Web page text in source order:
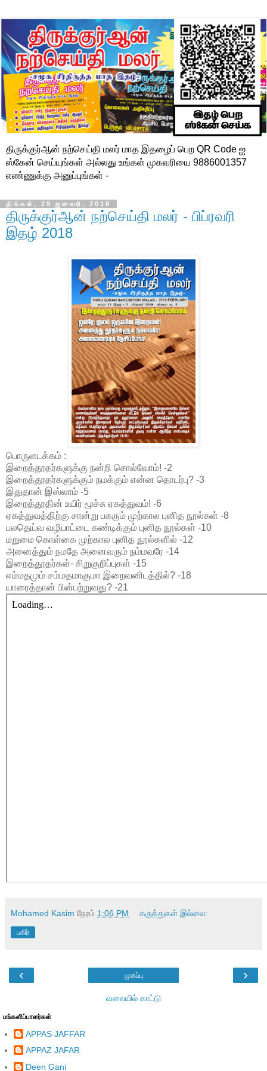
திருக்குர்ஆன் நற்செய்தி மலர் மாத இதழைப் பெற QR Code ஐ
ஸ்கேன் செய்யுங்கள் அல்லது உங்கள் முகவரியை 9886001357
எண்ணுக்கு அனுப்புங்கள் -
திங்கள், 29 ஜனவரி, 2018
திருக்குர்ஆன் நற்செய்தி மலர் - பிப்ரவரி
இதழ் 2018
பொருளடக்கம் :
இறைத்தூதர்களுக்கு நன்றி சொல்வோம்! -2
இறைத்தூதர்களுக்கும் நமக்கும் என்ன தொடர்பு? -3
இதுதான் இஸ்லாம் -5
இறைத்தூதின் உயிர் மூச்சு ஏகத்துவம்! -6
ஏகத்துவத்திற்கு சான்று பகரும் முற்கால புனித நூல்கள் -8
பலதெய்வ வழிபாட்டை கண்டிக்கும் புனித நூல்கள் -10
மறுமை கொள்கை முற்கால புனித நூல்களில் -12
அனைத்தும் நமதே அனைவரும் நம்மவரே -14
இறைத்தூதர்கள்- சிறுகுறிப்புகள் -15
எம்மதமும் சம்மதமாகுமா இறைவனிடத்தில்? -18
யாரைத்தான் பின்பற்றுவது? -21
Mohamed Kasim நேரம் 1:06 PM கருத்துகள் இல்லை:
பகிர்
‹ ›
முகப்பு
வலையில் காட்டு
பங்களிப்பாளர்கள்
APPAS JAFFAR
APPAZ JAFAR
Deen Gani